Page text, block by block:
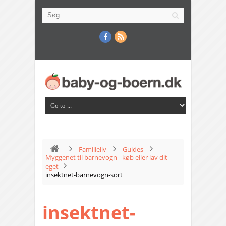
Familieliv
Guides
Myggenet til barnevogn - køb eller lav dit
eget
insektnet-barnevogn-sort
insektnet-